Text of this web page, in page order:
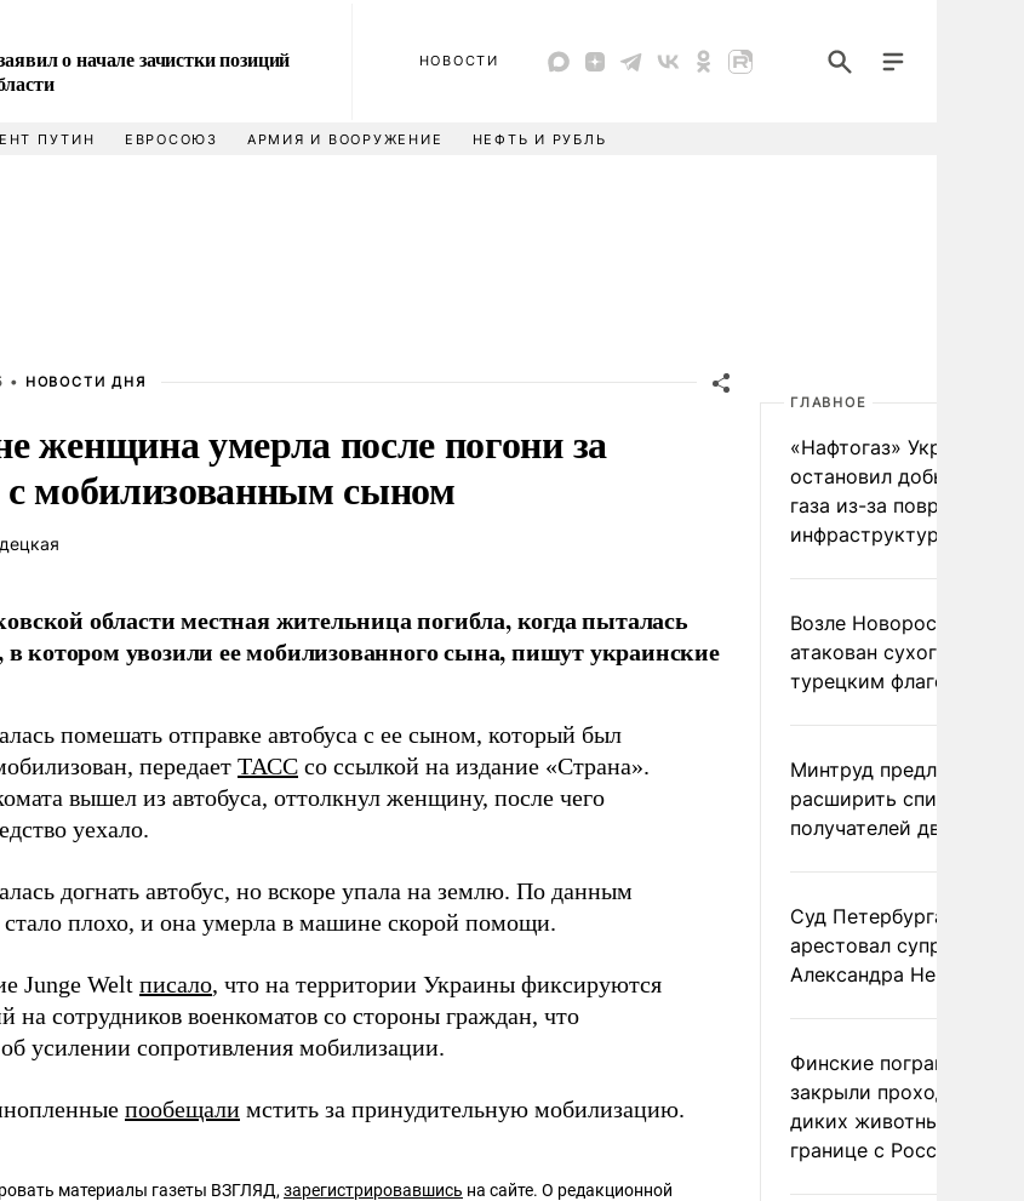
о начале зачистки позиций
НОВОСТИ
ПУТИН ЕВРОСОЮЗ АРМИЯ И ВООРУЖЕНИЕ НЕФТЬ И РУБЛЬ
• НОВОСТИ ДНЯ
женщина умерла после погони за
с мобилизованным сыном
области местная жительница погибла, когда пыталась
в котором увозили ее мобилизованного сына, пишут украинские
помешать отправке автобуса с ее сыном, который был
передает ТАСС со ссылкой на издание «Страна».
вышел из автобуса, оттолкнул женщину, после чего
уехало.
догнать автобус, но вскоре упала на землю. По данным
плохо, и она умерла в машине скорой помощи.
Junge Welt писало, что на территории Украины фиксируются
на сотрудников военкоматов со стороны граждан, что
об усилении сопротивления мобилизации.
пообещали мстить за принудительную мобилизацию.
материалы газеты ВЗГЛЯД, зарегистрировавшись на сайте. О редакционной
ГЛАВНОЕ
«Нафтогаз» Украины
остановил добычу
газа из-за повреждения
инфраструктуры
Возле Новороссийска
атакован сухогруз под
турецким флагом
Минтруд предложил
расширить список
получателей двух
Суд Петербурга заочно
арестовал супругу
Александра Невзорова
Финские пограничники
закрыли проходы для
диких животных на
границе с Россией